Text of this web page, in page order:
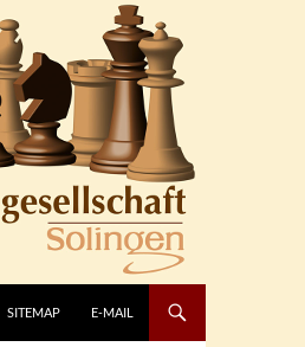
SITEMAP E-MAIL